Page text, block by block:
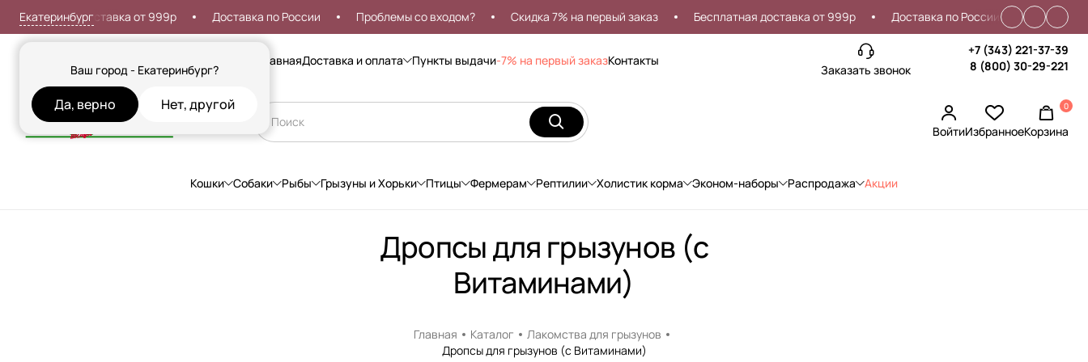
Екатеринбург
Ваш город - Екатеринбург?
Да, верно Нет, другой
доставка от 999р Доставка по России Проблемы со входом? Скидка 7% на первый заказ Бесплатная доставка от 999р Доставка по России Проблемы
ГлавнаяДоставка и оплата Пункты выдачи-7% на первый заказКонтакты
Заказать звонок
+7 (343) 221-37-39
8 (800) 30-29-221
ВойтиИзбранное
0
Корзина
Кошки Собаки Рыбы Грызуны и Хорьки Птицы Фермерам Рептилии Холистик корма Эконом-наборы Распродажа Акции
Дропсы для грызунов (с
Витаминами)
Главная Каталог
Лакомства для грызунов
Дропсы для грызунов (с Витаминами)